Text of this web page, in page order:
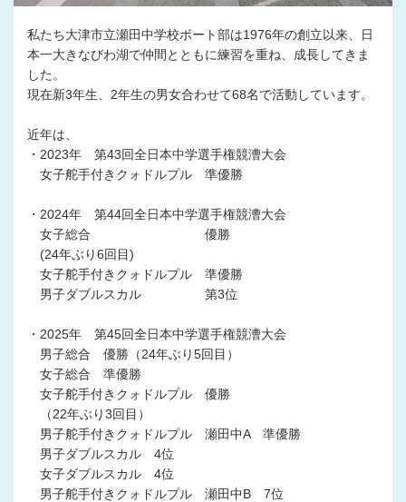
私たち大津市立瀬田中学校ボート部は1976年の創立以来、日
本一大きなびわ湖で仲間とともに練習を重ね、成長してきま
した。
現在新3年生、2年生の男女合わせて68名で活動しています。
近年は、
・2023年 第43回全日本中学選手権競漕大会
女子舵手付きクォドルプル 準優勝
・2024年 第44回全日本中学選手権競漕大会
女子総合 優勝
(24年ぶり6回目)
女子舵手付きクォドルプル 準優勝
男子ダブルスカル 第3位
・2025年 第45回全日本中学選手権競漕大会
男子総合 優勝（24年ぶり5回目）
女子総合 準優勝
女子舵手付きクォドルプル 優勝
（22年ぶり3回目）
男子舵手付きクォドルプル 瀬田中A 準優勝
男子ダブルスカル 4位
女子ダブルスカル 4位
男子舵手付きクォドルプル 瀬田中B 7位